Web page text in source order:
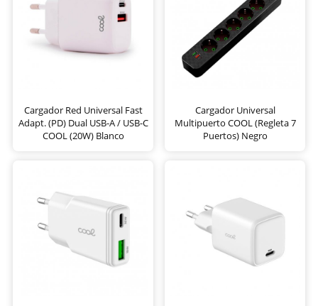
Cargador Red Universal Fast
Adapt. (PD) Dual USB-A / USB-C
COOL (20W) Blanco
Cargador Universal
Multipuerto COOL (Regleta 7
Puertos) Negro